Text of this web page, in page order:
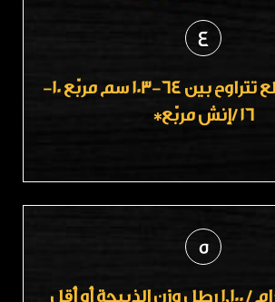
4
مساحة الأضلع تتراوح بين 64-103 سم مربّع 10-
5